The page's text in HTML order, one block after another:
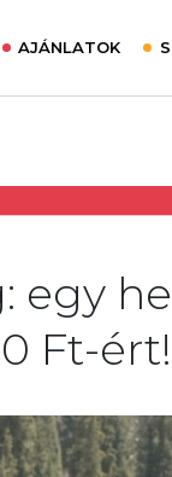
AJÁNLATOK
egy
Ft-ért!